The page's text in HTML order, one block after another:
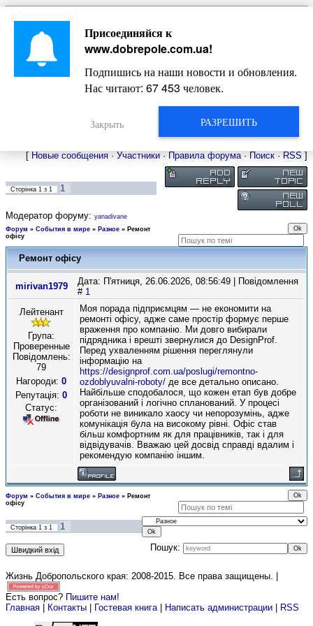
Главная
Новости
Довідкова
Фото
Оголошення
Видео
Жизнь Добропольского края
[ Новые сообщения · Участники · Правила форума· Поиск · RSS ]
Сторінка 1 з 1 1
Модератор форуму: yanadivane
Форум » События в мире » Разное » Ремонт
офісу
Ремонт офісу
mirivan1979
Дата: П'ятниця, 26.06.2026, 08:56:49 | Повідомлення
# 1
Лейтенант
Група:
Проверенные
Повідомлень:
79
Нагороди: 0
Репутація: 0
Статус:
Моя порада підприємцям — не економити на
ремонті офісу, адже саме простір формує перше
враження про компанію. Ми довго вибирали
підрядника і врешті звернулися до DesignProf.
Перед ухваленням рішення переглянули
інформацію на
https://designprof.com.ua/poslugi/remontno-
ozdoblyuvalni-roboty/ де все детально описано.
Найбільше сподобалося, що кожен етап був добре
організований і логічно спланований. У процесі
роботи не виникало хаосу чи непорозумінь, адже
комунікація була на високому рівні. Офіс став
більш комфортним як для працівників, так і для
відвідувачів. Вважаю цей досвід справді вдалим і
рекомендую компанію іншим.
Форум » События в мире » Разное » Ремонт
офісу
Сторінка 1 з 1
1
Пошук:
Жизнь Добропольского края: 2008-2015. Все права защищены. |
Есть вопрос? Пишите нам!
Главная
Контакты Гостевая книга| Написать администрации RSS
Присоединяйся к
www.dobrepole.com.ua!
Подпишись на наши новости и обновления.
Нас читают: 67 453 человек.
РАЗРЕШИТЬ
Закрыть